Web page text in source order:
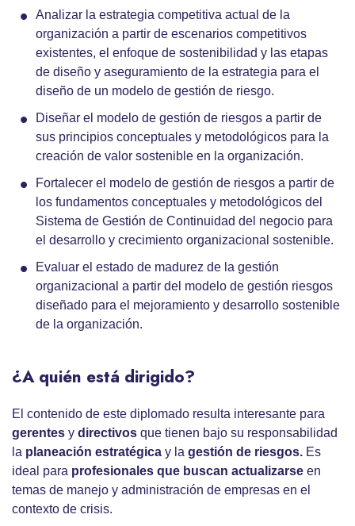
Analizar la estrategia competitiva actual de la
organización a partir de escenarios competitivos
existentes, el enfoque de sostenibilidad y las etapas
de diseño y aseguramiento de la estrategia para el
diseño de un modelo de gestión de riesgo.
Diseñar el modelo de gestión de riesgos a partir de
sus principios conceptuales y metodológicos para la
creación de valor sostenible en la organización.
Fortalecer el modelo de gestión de riesgos a partir de
los fundamentos conceptuales y metodológicos del
Sistema de Gestión de Continuidad del negocio para
el desarrollo y crecimiento organizacional sostenible.
Evaluar el estado de madurez de la gestión
organizacional a partir del modelo de gestión riesgos
diseñado para el mejoramiento y desarrollo sostenible
de la organización.
¿A quién está dirigido?
El contenido de este diplomado resulta interesante para
gerentes y directivos que tienen bajo su responsabilidad
la planeación estratégica y la gestión de riesgos. Es
ideal para profesionales que buscan actualizarse en
temas de manejo y administración de empresas en el
contexto de crisis.